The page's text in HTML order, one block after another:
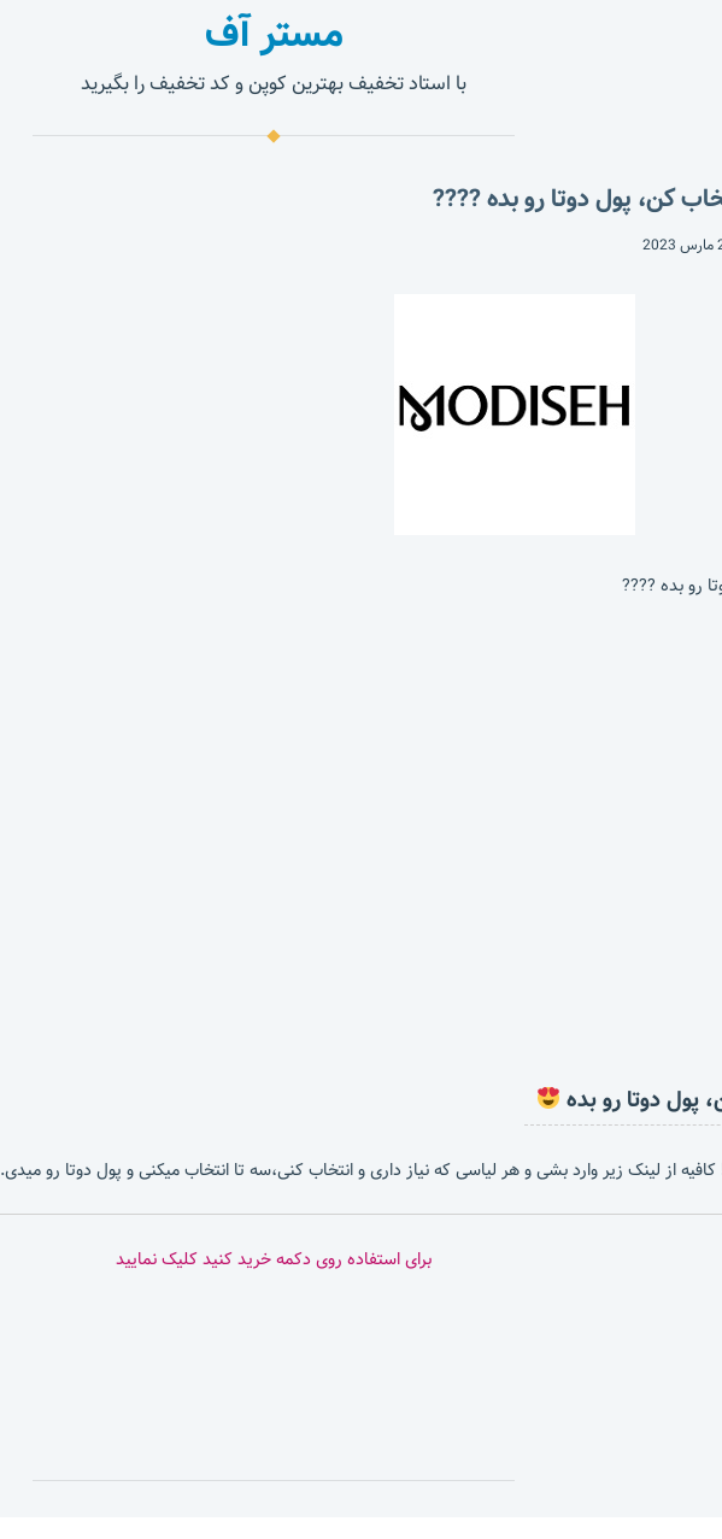
مستر آف
با استاد تخفیف بهترین کوپن و کد تخفیف را بگیرید
کن، پول دوتا رو بده ????
رو بده ????
پول دوتا رو بده
از لینک زیر وارد بشی و هر لیاسی که نیاز داری و انتخاب کنی،سه تا انتخاب میکنی و پول دوتا رو میدی.
برای استفاده روی دکمه خرید کنید کلیک نمایید